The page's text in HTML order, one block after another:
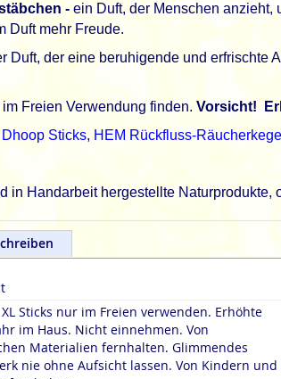
- ein Duft, der Menschen anzieht,
Duft mehr Freude.
Duft, der eine beruhigende und erfrischte
Freien Verwendung finden. Vorsicht!
Dhoop Sticks, HEM Rückfluss-Räucherkegel
in Handarbeit hergestellte
Sticks nur im Freien verwenden. Erhöhte
im Haus. Nicht einnehmen. Von
Materialien fernhalten. Glimmendes
ohne Aufsicht lassen. Von Kindern und